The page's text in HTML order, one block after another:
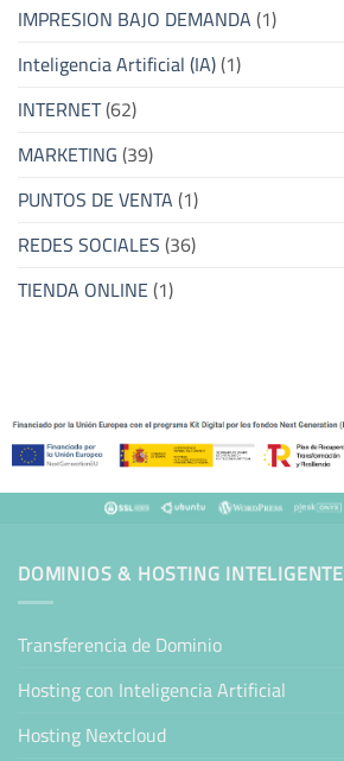
IMPRESION BAJO DEMANDA(1)
Inteligencia Artificial (IA)(1)
INTERNET(62)
MARKETING(39)
PUNTOS DE VENTA(1)
REDES SOCIALES(36)
TIENDA ONLINE(1)
DOMINIOS & HOSTING INTELIGENTE
Transferencia de Dominio
Hosting con Inteligencia Artificial
Hosting Nextcloud